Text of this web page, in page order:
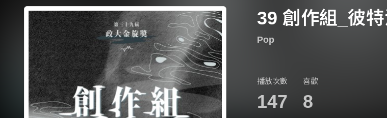
39 創作組_彼
Pop
播放次數
147
喜歡
8